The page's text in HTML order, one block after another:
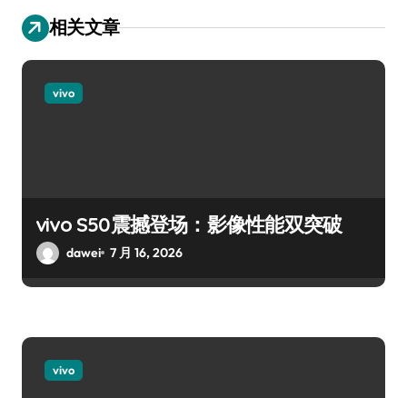
相关文章
vivo
vivo S50震撼登场：影像性能双突破
dawei 7 月 16, 2026
vivo